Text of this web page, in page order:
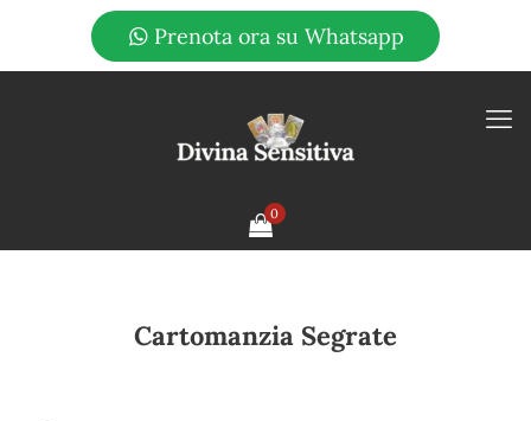
Prenota ora su Whatsapp
0
Cartomanzia Segrate